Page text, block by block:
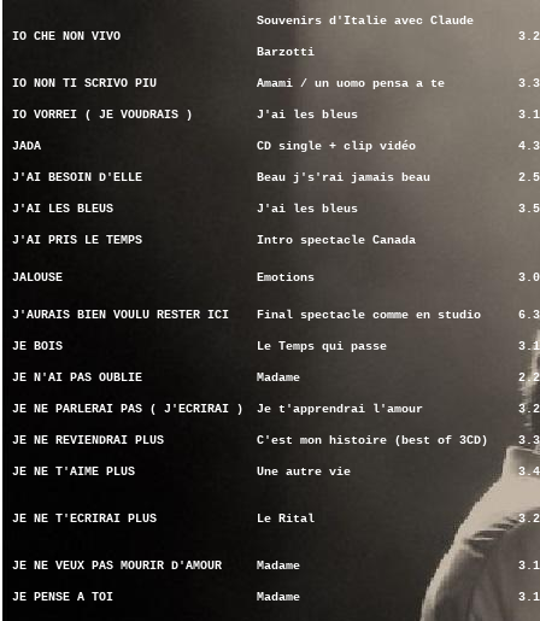
IO CHE NON VIVO
Souvenirs d'Italie avec Claude
Barzotti
IO NON TI SCRIVO PIU Amami / un uomo pensa a te
IO VORREI ( JE VOUDRAIS ) J'ai les bleus
JADA CD single + clip vidéo
J'AI BESOIN D'ELLE Beau j's'rai jamais beau
J'AI LES BLEUS J'ai les bleus
J'AI PRIS LE TEMPS Intro spectacle Canada
JALOUSE Emotions
J'AURAIS BIEN VOULU RESTER ICI Final spectacle comme en studio
JE BOIS Le Temps qui passe
JE N'AI PAS OUBLIE Madame
JE NE PARLERAI PAS ( J'ECRIRAI ) Je t'apprendrai l'amour
JE NE REVIENDRAI PLUS C'est mon histoire (best of 3CD)
JE NE T'AIME PLUS Une autre vie
JE NE T'ECRIRAI PLUS Le Rital
JE NE VEUX PAS MOURIR D'AMOUR Madame
JE PENSE A TOI Madame